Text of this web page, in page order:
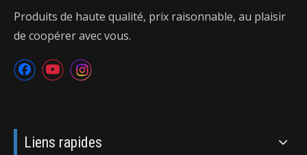
Produits de haute qualité, prix raisonnable, au plaisir
de coopérer avec vous.
Liens rapides